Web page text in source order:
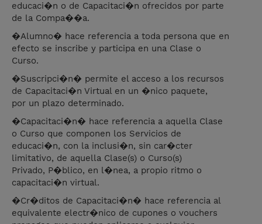
educaci�n o de Capacitaci�n ofrecidos por parte
de la Compa��a.
�Alumno� hace referencia a toda persona que en
efecto se inscribe y participa en una Clase o
Curso.
�Suscripci�n� permite el acceso a los recursos
de Capacitaci�n Virtual en un �nico paquete,
por un plazo determinado.
�Capacitaci�n� hace referencia a aquella Clase
o Curso que componen los Servicios de
educaci�n, con la inclusi�n, sin car�cter
limitativo, de aquella Clase(s) o Curso(s)
Privado, P�blico, en l�nea, a propio ritmo o
capacitaci�n virtual.
�Cr�ditos de Capacitaci�n� hace referencia al
equivalente electr�nico de cupones o vouchers